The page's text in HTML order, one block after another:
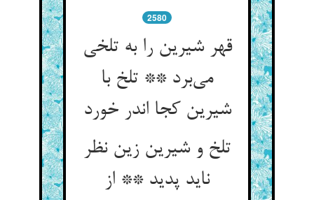
2580
قهر شیرین را به تلخی
می‌‌برد ** تلخ با
شیرین کجا اندر خورد
تلخ و شیرین زین نظر
ناید پدید ** از